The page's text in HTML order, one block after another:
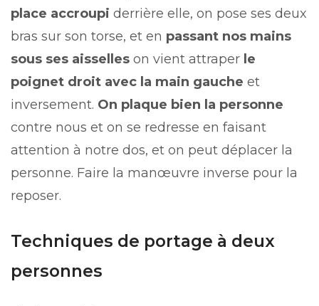
place accroupi derrière elle, on pose ses deux
bras sur son torse, et en passant nos mains
sous ses aisselles on vient attraper le
poignet droit avec la main gauche et
inversement. On plaque bien la personne
contre nous et on se redresse en faisant
attention à notre dos, et on peut déplacer la
personne. Faire la manœuvre inverse pour la
reposer.
Techniques de portage à deux
personnes